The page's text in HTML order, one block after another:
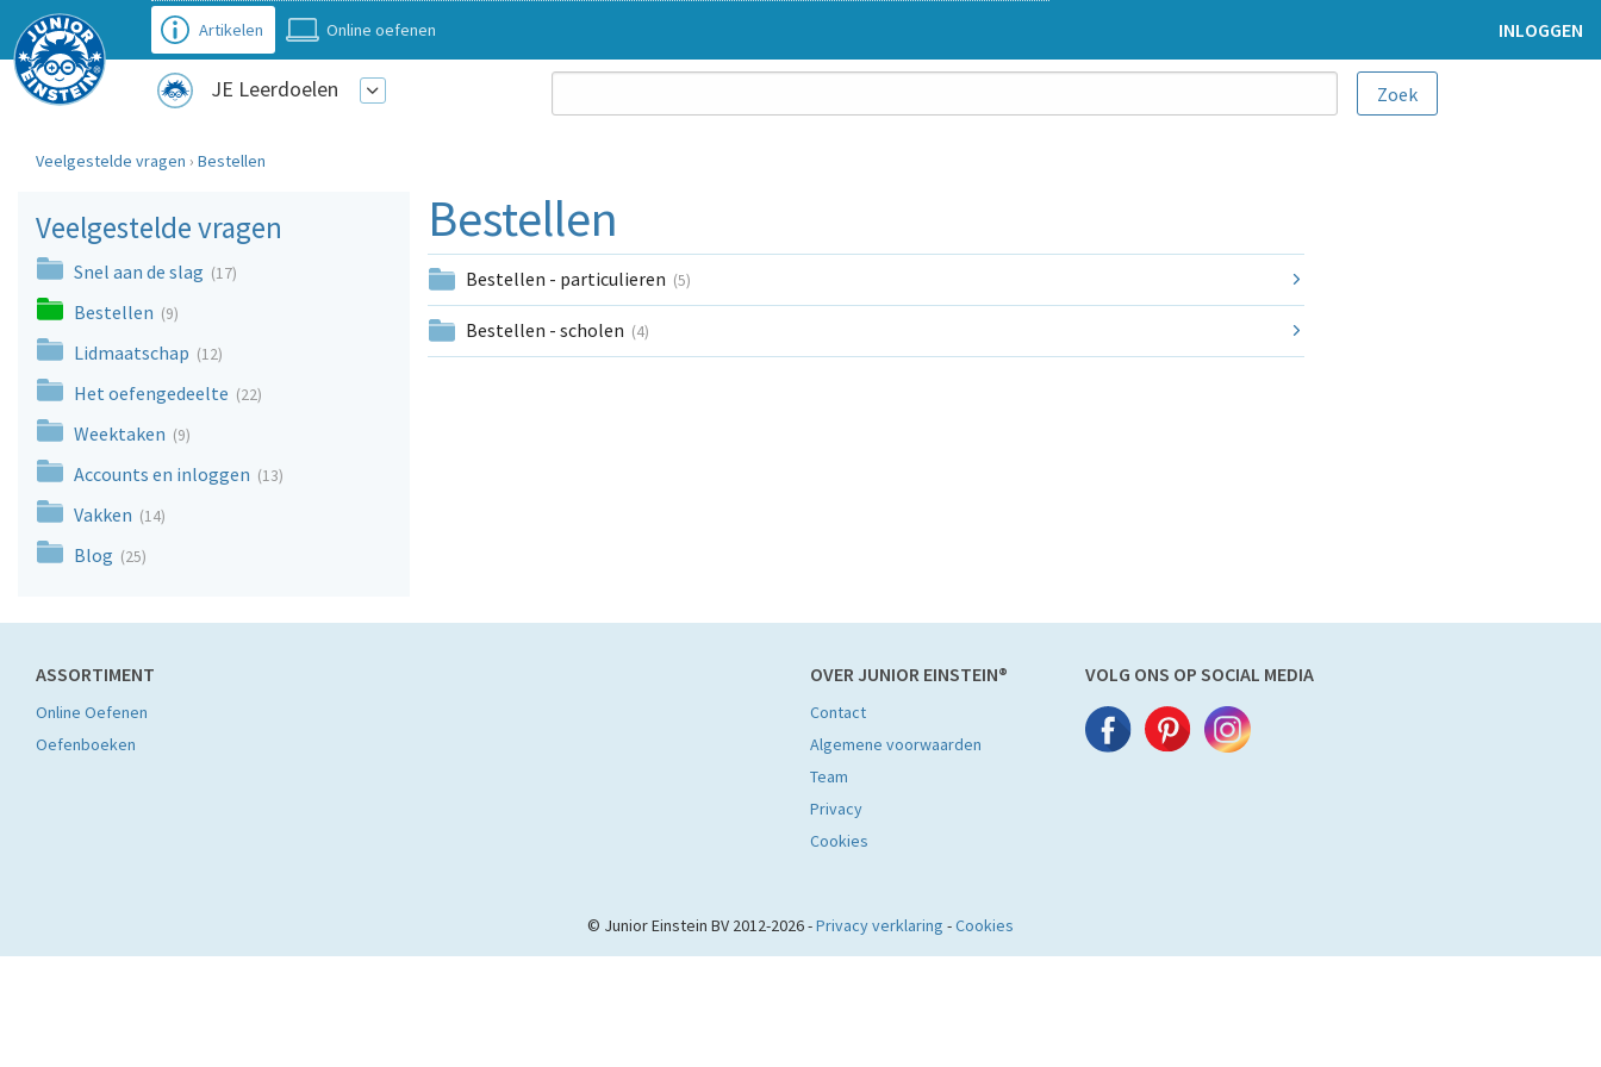
INLOGGEN
Artikelen Online oefenen
JE Leerdoelen
Veelgestelde vragen › Bestellen
Veelgestelde vragen
Snel aan de slag (17)
Bestellen (9)
Lidmaatschap (12)
Het oefengedeelte (22)
Weektaken (9)
Accounts en inloggen (13)
Vakken (14)
Blog (25)
Bestellen
Bestellen - particulieren (5)
Bestellen - scholen (4)
ASSORTIMENT
Online Oefenen
Oefenboeken
OVER JUNIOR EINSTEIN®
Contact
Algemene voorwaarden
Team
Privacy
Cookies
VOLG ONS OP SOCIAL MEDIA
© Junior Einstein BV 2012-2026 -Privacy verklaring -Cookies